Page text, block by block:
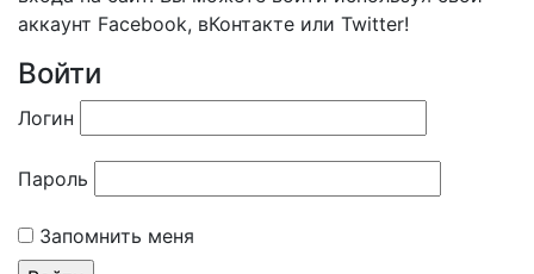
аккаунт Facebook, вКонтакте или Twitter!
Войти
Логин
Пароль
Запомнить меня